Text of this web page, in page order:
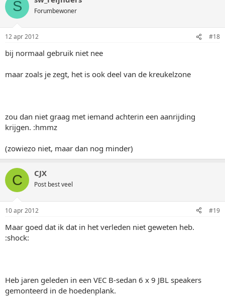
S Forumbewoner
12 apr 2012 #18
bij normaal gebruik niet nee
maar zoals je zegt, het is ook deel van de kreukelzone
zou dan niet graag met iemand achterin een aanrijding
krijgen. :hmmz
(zowiezo niet, maar dan nog minder)
C CJX
Post best veel
10 apr 2012 #19
Maar goed dat ik dat in het verleden niet geweten heb.
:shock:
Heb jaren geleden in een VEC B-sedan 6 x 9 JBL speakers
gemonteerd in de hoedenplank.